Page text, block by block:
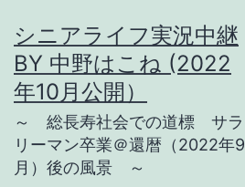
ン
テ
ン
へ
シニアライフ実況中継
BY 中野はこね (2022
年10月公開）
～ 総長寿社会での道標 サラ
リーマン卒業＠還暦（2022年9
月）後の風景 ～